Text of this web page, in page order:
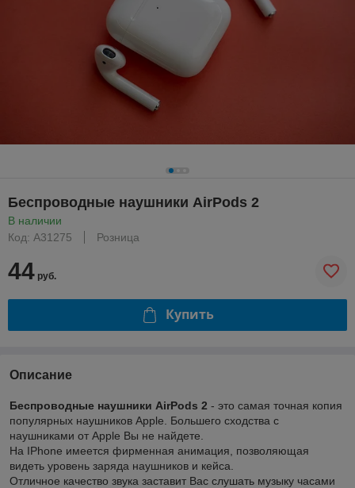
Беспроводные наушники AirPods 2
В наличии
Код: A31275
Розница
44 руб.
Купить
Описание
Беспроводные наушники AirPods 2 - это самая точная копия
популярных наушников Apple. Большего сходства с
наушниками от Apple Вы не найдете.
На IPhone имеется фирменная анимация, позволяющая
видеть уровень заряда наушников и кейса.
Отличное качество звука заставит Вас слушать музыку часами